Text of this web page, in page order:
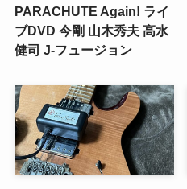
PARACHUTE Again! ライ
ブDVD 今剛 山木秀夫 高水
健司 J-フュージョン